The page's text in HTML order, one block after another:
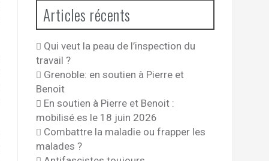
Articles récents
Qui veut la peau de l’inspection du
travail ?
Grenoble: en soutien à Pierre et
Benoit
En soutien à Pierre et Benoit :
mobilisé.es le 18 juin 2026
Combattre la maladie ou frapper les
malades ?